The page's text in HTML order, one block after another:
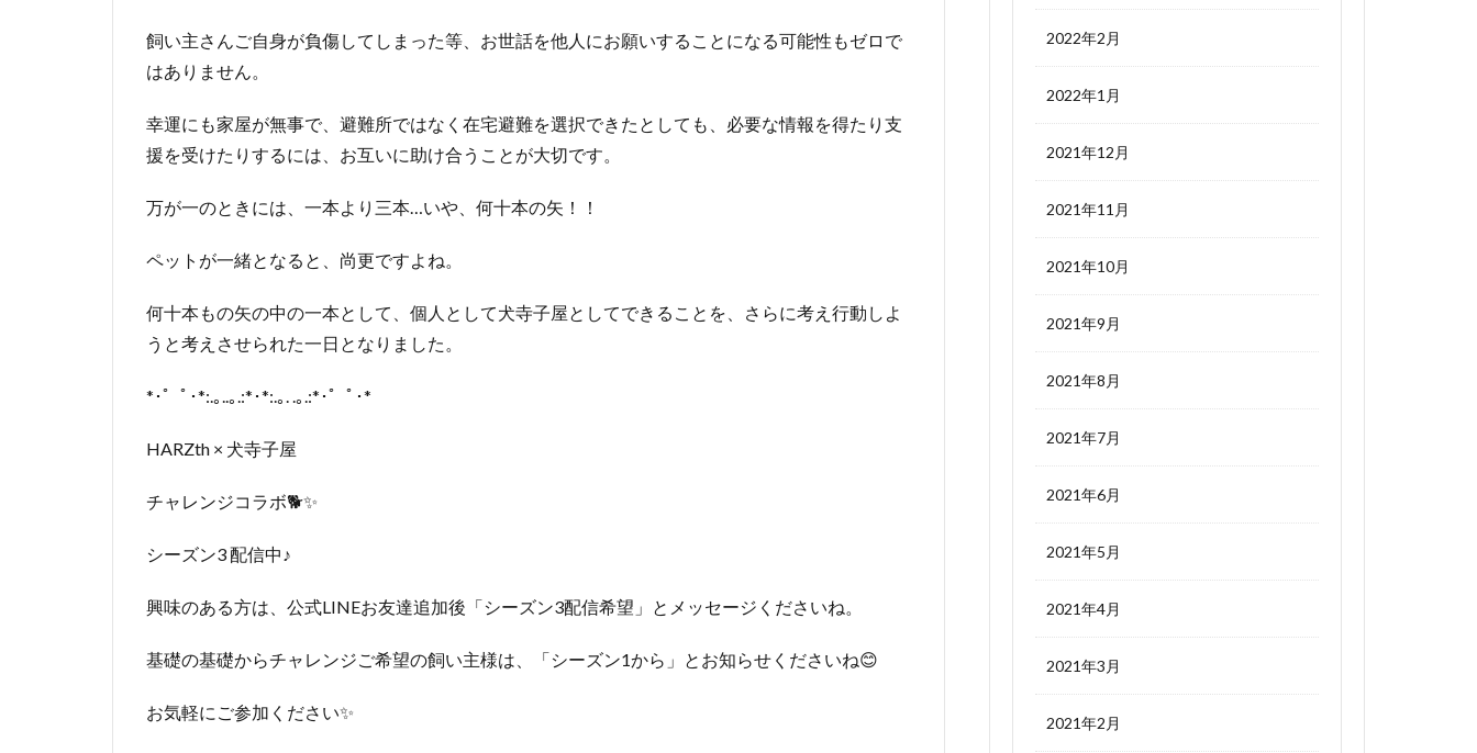
飼い主さんご自身が負傷してしまった等、お世話を他人にお願いすることになる可能性もゼロで
はありません。
幸運にも家屋が無事で、避難所ではなく在宅避難を選択できたとしても、必要な情報を得たり支
援を受けたりするには、お互いに助け合うことが大切です。
万が一のときには、一本より三本…いや、何十本の矢！！
ペットが一緒となると、尚更ですよね。
何十本もの矢の中の一本として、個人として犬寺子屋としてできることを、さらに考え行動しよ
うと考えさせられた一日となりました。
*･゜ﾟ･*:.｡..｡.:*･*:.｡. .｡.:*･゜ﾟ･*
HARZth × 犬寺子屋
チャレンジコラボ🐕✨
シーズン3 配信中♪
興味のある方は、公式LINEお友達追加後「シーズン3配信希望」とメッセージくださいね。
基礎の基礎からチャレンジご希望の飼い主様は、「シーズン1から」とお知らせくださいね😊
お気軽にご参加ください✨
2022年2月
2022年1月
2021年12月
2021年11月
2021年10月
2021年9月
2021年8月
2021年7月
2021年6月
2021年5月
2021年4月
2021年3月
2021年2月